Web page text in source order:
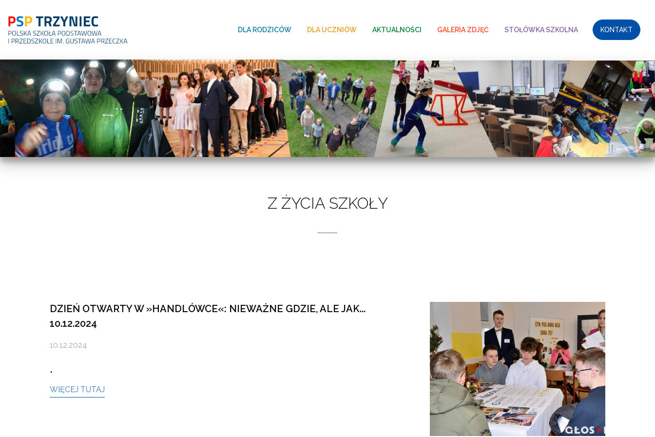
DLA RODZICÓW DLA UCZNIÓW AKTUALNOŚCI GALERIA ZDJĘĆ STOŁÓWKA SZKOLNA KONTAKT
Z ŻYCIA SZKOŁY
DZIEŃ OTWARTY W »HANDLÓWCE«: NIEWAŻNE GDZIE, ALE JAK...
10.12.2024
10.12.2024
.
WIĘCEJ TUTAJ